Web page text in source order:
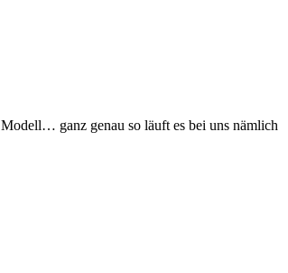
ganz genau so läuft es bei uns nämlich